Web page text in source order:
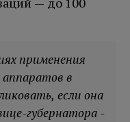
применения
в
если она
губернатора -